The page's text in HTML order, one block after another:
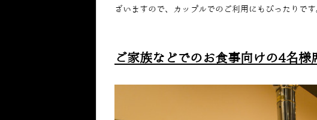
ざいますので、カップルでのご利用にもぴったりです
ご家族などでのお食事向けの4名様